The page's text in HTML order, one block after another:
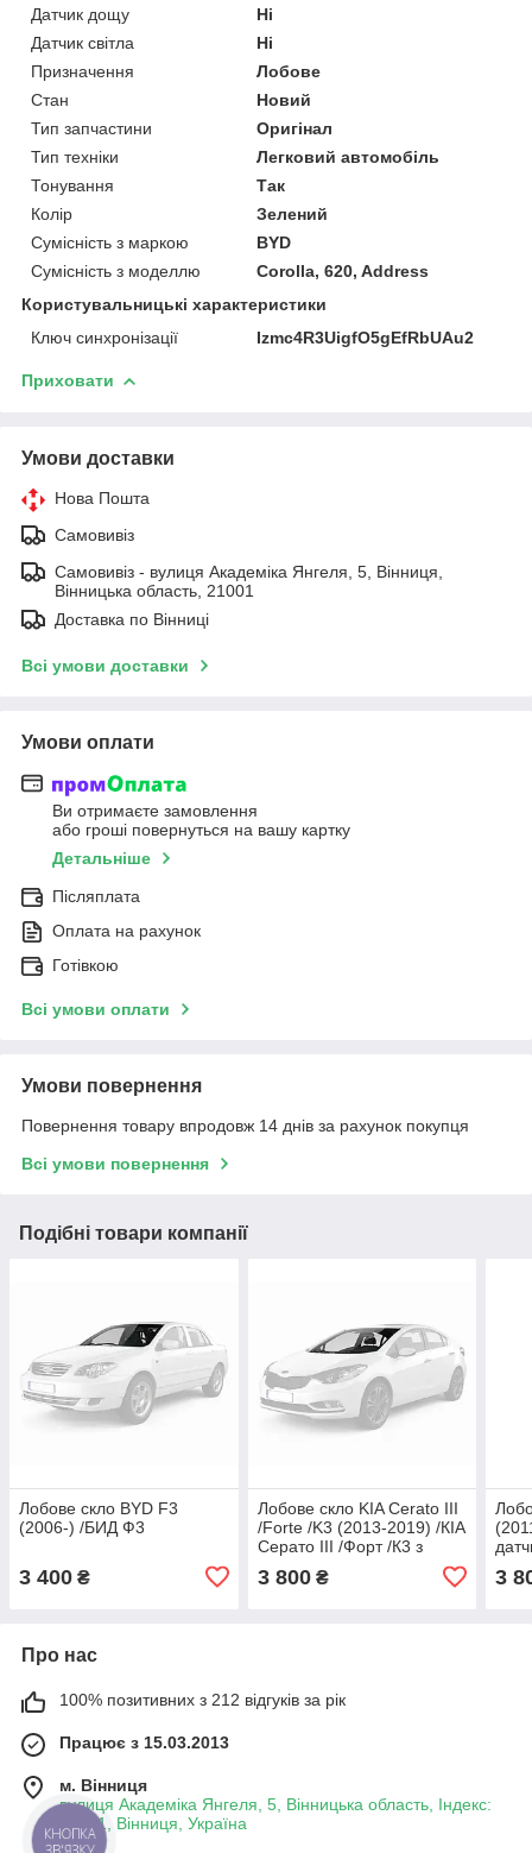
Датчик дощу
Ні
Датчик світла
Ні
Призначення
Лобове
Стан
Новий
Тип запчастини
Оригінал
Тип техніки
Легковий автомобіль
Тонування
Так
Колір
Зелений
Сумісність з маркою
BYD
Сумісність з моделлю
Corolla, 620, Address
Користувальницькі характеристики
Ключ синхронізації
Izmc4R3UigfO5gEfRbUAu2
Приховати
Умови доставки
Нова Пошта
Самовивіз
Самовивіз - вулиця Академіка Янгеля, 5, Вінниця,
Вінницька область, 21001
Доставка по Вінниці
Всі умови доставки
Умови оплати
Ви отримаєте замовлення
або гроші повернуться на вашу картку
Детальніше
Післяплата
Оплата на рахунок
Готівкою
Всі умови оплати
Умови повернення
Повернення товару впродовж 14 днів за рахунок покупця
Всі умови повернення
Подібні товари компанії
Лобове скло BYD F3
(2006-) /БИД Ф3
3 400 ₴
Лобове скло KIA Cerato III
/Forte /K3 (2013-2019) /КІА
Серато III /Форт /К3 з
3 800₴ 3
Про нас
100% позитивних з 212 відгуків за рік
Працює з 15.03.2013
м. Вінниця
вулиця Академіка Янгеля, 5, Вінницька область, Індекс:
21001, Вінниця, Україна
КНОПКА
ЗВ'ЯЗКУ